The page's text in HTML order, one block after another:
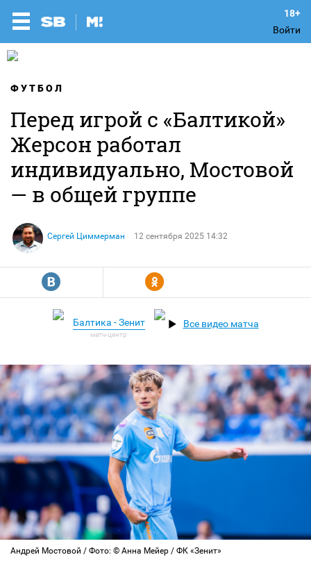
Войти
ФУТБОЛ
Перед игрой с «Балтикой»
Жерсон работал
индивидуально, Мостовой
— в общей группе
Сергей Циммерман 12 сентября 2025 14:32
R Y
Балтика - Зенит Все видео матча
Андрей Мостовой / Фото: © Анна Мейер / ФК «Зенит»